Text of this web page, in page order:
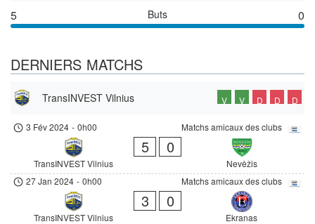
5 Buts 0
DERNIERS MATCHS
TransINVEST Vilnius V V D D D
Matchs amicaux des clubs
3 Fév 2024 - 0h00
TransINVEST Vilnius
5 0
Nevėžis
Matchs amicaux des clubs
27 Jan 2024 - 0h00
TransINVEST Vilnius
3 0
Ekranas